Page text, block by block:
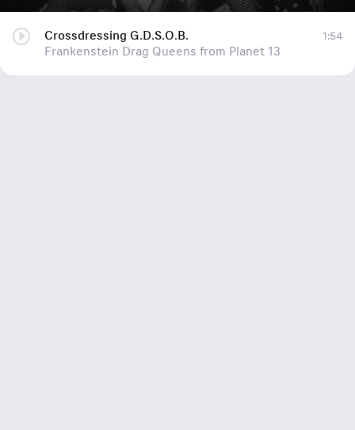
Crossdressing G.D.S.O.B.
Frankenstein Drag Queens from Planet 13
1:54